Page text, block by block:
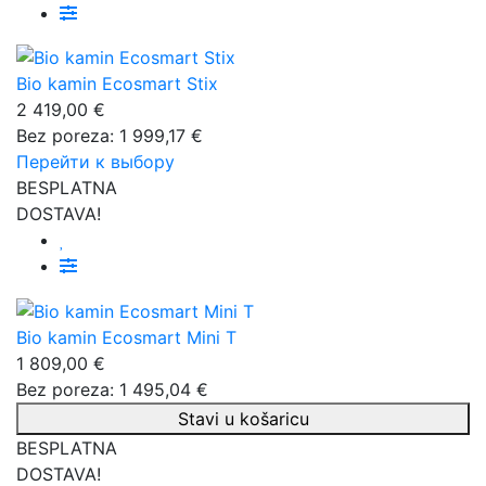
Bio kamin Ecosmart Stix
2 419,00 €
Bez poreza: 1 999,17 €
Перейти к выбору
BESPLATNA
DOSTAVA!
Bio kamin Ecosmart Mini T
1 809,00 €
Bez poreza: 1 495,04 €
Stavi u košaricu
BESPLATNA
DOSTAVA!